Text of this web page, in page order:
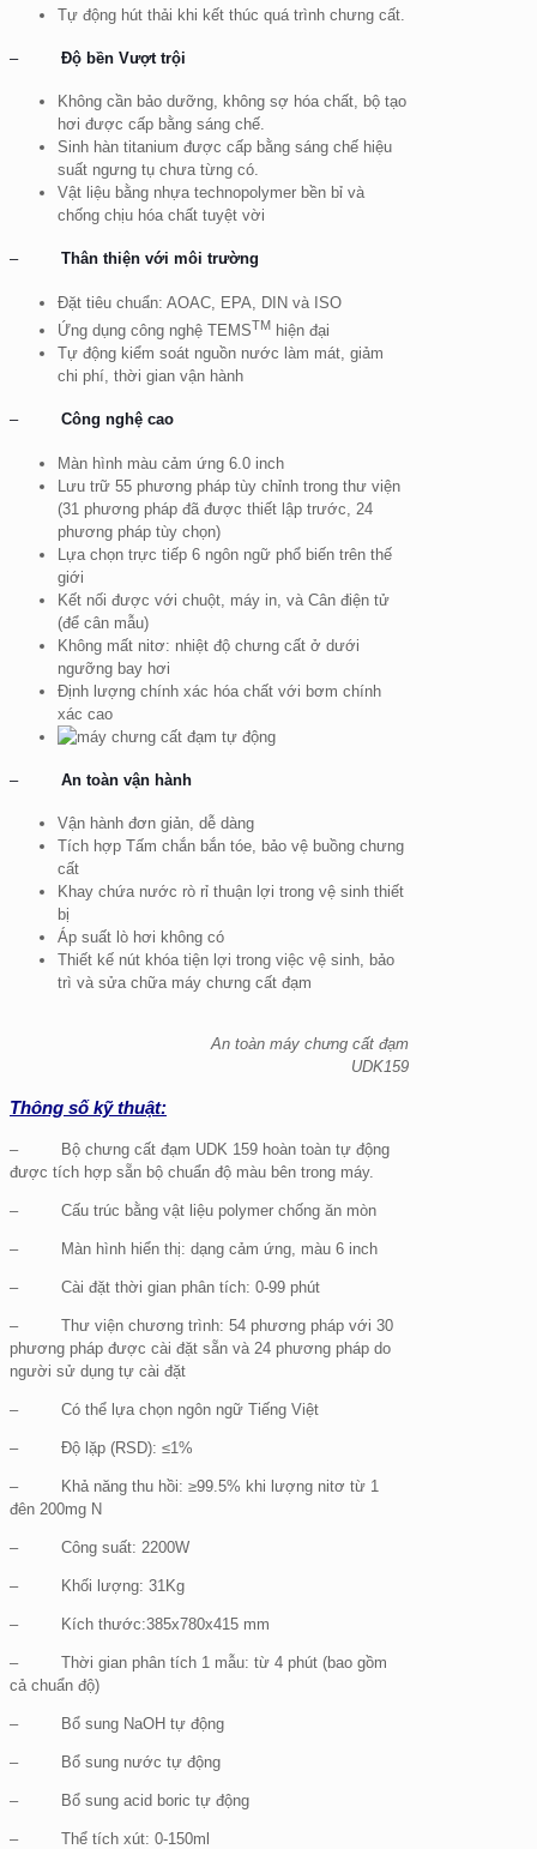
Tự động hút thải khi kết thúc quá trình chưng cất.
– Độ bền Vượt trội
Không cần bảo dưỡng, không sợ hóa chất, bộ tạo
hơi được cấp bằng sáng chế.
Sinh hàn titanium được cấp bằng sáng chế hiệu
suất ngưng tụ chưa từng có.
Vật liệu bằng nhựa technopolymer bền bỉ và
chống chịu hóa chất tuyệt vời
– Thân thiện với môi trường
Đặt tiêu chuẩn: AOAC, EPA, DIN và ISO
Ứng dụng công nghệ TEMSTM hiện đại
Tự động kiểm soát nguồn nước làm mát, giảm
chi phí, thời gian vận hành
– Công nghệ cao
Màn hình màu cảm ứng 6.0 inch
Lưu trữ 55 phương pháp tùy chỉnh trong thư viện
(31 phương pháp đã được thiết lập trước, 24
phương pháp tùy chọn)
Lựa chọn trực tiếp 6 ngôn ngữ phổ biến trên thế
giới
Kết nối được với chuột, máy in, và Cân điện tử
(để cân mẫu)
Không mất nitơ: nhiệt độ chưng cất ở dưới
ngưỡng bay hơi
Định lượng chính xác hóa chất với bơm chính
xác cao
– An toàn vận hành
Vận hành đơn giản, dễ dàng
Tích hợp Tấm chắn bắn tóe, bảo vệ buồng chưng
cất
Khay chứa nước rò rỉ thuận lợi trong vệ sinh thiết
bị
Áp suất lò hơi không có
Thiết kế nút khóa tiện lợi trong việc vệ sinh, bảo
trì và sửa chữa máy chưng cất đạm
An toàn máy chưng cất đạm
UDK159
Thông số kỹ thuật:
– Bộ chưng cất đạm UDK 159 hoàn toàn tự động
được tích hợp sẵn bộ chuẩn độ màu bên trong máy.
– Cấu trúc bằng vật liệu polymer chống ăn mòn
– Màn hình hiển thị: dạng cảm ứng, màu 6 inch
– Cài đặt thời gian phân tích: 0-99 phút
– Thư viện chương trình: 54 phương pháp với 30
phương pháp được cài đặt sẵn và 24 phương pháp do
người sử dụng tự cài đặt
– Có thể lựa chọn ngôn ngữ Tiếng Việt
– Độ lặp (RSD): ≤1%
– Khả năng thu hồi: ≥99.5% khi lượng nitơ từ 1
đên 200mg N
– Công suất: 2200W
– Khối lượng: 31Kg
– Kích thước:385x780x415 mm
– Thời gian phân tích 1 mẫu: từ 4 phút (bao gồm
cả chuẩn độ)
– Bổ sung NaOH tự động
– Bổ sung nước tự động
– Bổ sung acid boric tự động
– Thể tích xút: 0-150ml